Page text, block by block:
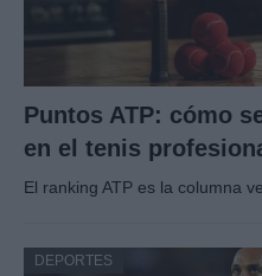
Puntos ATP: cómo
en el tenis
El ranking ATP es la columna
DEPORTES